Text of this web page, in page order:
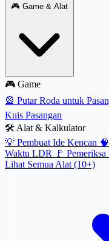
🎮 Game & Alat
🎮 Game
🎡 Putar Roda untuk
Kuis Pasangan
🛠️ Alat & Kalkulator
💡 Pembuat Ide Kencan 🧠
Waktu LDR
🚩
Lihat Semua Alat (10+)